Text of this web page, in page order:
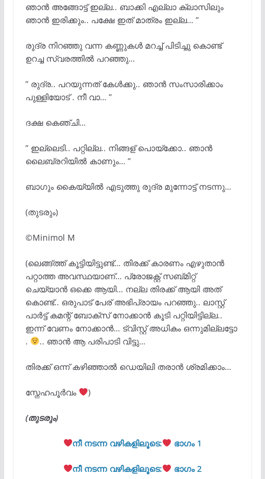
ഞാന്അങ്ങോട്ട് ഇല്ല.. ബാക്കി എല്ലാ ക്ലാസിലും
ഞാന്ഇരിക്കും.. പക്ഷേ ഇത് മാത്രം ഇല്ല… ”
രുദ്ര നിറഞ്ഞു വന്ന കണ്ണുകൾ മറച്ച് പിടിച്ചു കൊണ്ട്‌
ഉറച്ച സ്വരത്തില്പറഞ്ഞു…
” രുദ്ര.. പറയുന്നത് കേള്ക്കു.. ഞാൻ സംസാരിക്കാം
പുള്ളിയോട് . നീ വാ… ”
ദക്ഷ കെഞ്ചി…
” ഇല്ലെടി.. പറ്റില്ല.. നിങ്ങള് പൊയ്ക്കോ.. ഞാൻ
ലൈബ്രറിയിൽ കാണും… ”
ബാഗും കൈയ്യിൽ എടുത്തു രുദ്ര മുന്നോട്ട് നടന്നു…
(തുടരും)
©Minimol M
(ലെങ്ങ്ത്ത് കൂട്ടിയിട്ടുണ്ട്… തിരക്ക് കാരണം എഴുതാൻ
പറ്റാത്ത അവസ്ഥയാണ്… പ്രോജക്റ്റ് സബ്മിറ്റ്
ചെയ്യാൻ ഒക്കെ ആയി… നല്ല തിരക്ക് ആയി അത്
കൊണ്ട്.. ഒരുപാട് പേര് അഭിപ്രായം പറഞ്ഞു.. ലാസ്റ്റ്
പാര്ട്ട് കമന്റ് ബോക്സ് നോക്കാൻ കൂടി പറ്റിയിട്ടില്ല..
ഇന്ന് വേണം നോക്കാൻ… ട്വിസ്റ്റ് അധികം ഒന്നുമില്ലട്ടോ
.
.. ഞാൻ ആ പരിപാടി വിട്ടു…
തിരക്ക് ഒന്ന് കഴിഞ്ഞാല്ഡെയിലി തരാന്ശ്രമിക്കാം…
സ്നേഹപൂര്വം )
(തുടരും)
നീ നടന്ന വഴികളിലൂടെ: ഭാഗം 1
നീ നടന്ന വഴികളിലൂടെ: ഭാഗം 2